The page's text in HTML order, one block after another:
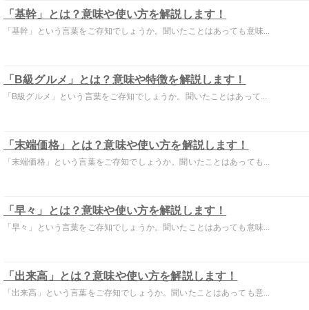
「基幹」とは？意味や使い方を解説します！
「基幹」という言葉をご存知でしょうか。聞いたことはあっても意味...
「B級グルメ」とは？意味や特徴を解説します！
「B級グルメ」という言葉をご存知でしょうか。聞いたことはあって...
「末端価格」とは？意味や使い方を解説します！
「末端価格」という言葉をご存知でしょうか。聞いたことはあっても...
「早々」とは？意味や使い方を解説します！
「早々」という言葉をご存知でしょうか。聞いたことはあっても意味...
「出来高」とは？意味や使い方を解説します！
「出来高」という言葉をご存知でしょうか。聞いたことはあっても意...